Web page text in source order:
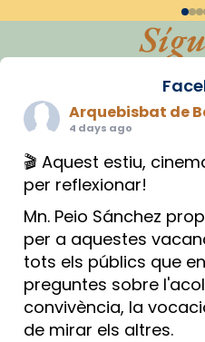
Arquebisbat de
4 days ago
🎬 Aquest estiu,
per reflexionar!
Mn. Peio Sánchez
per a aquestes
tots els públics que
preguntes sobre
convivència, la
de mirar els altres.